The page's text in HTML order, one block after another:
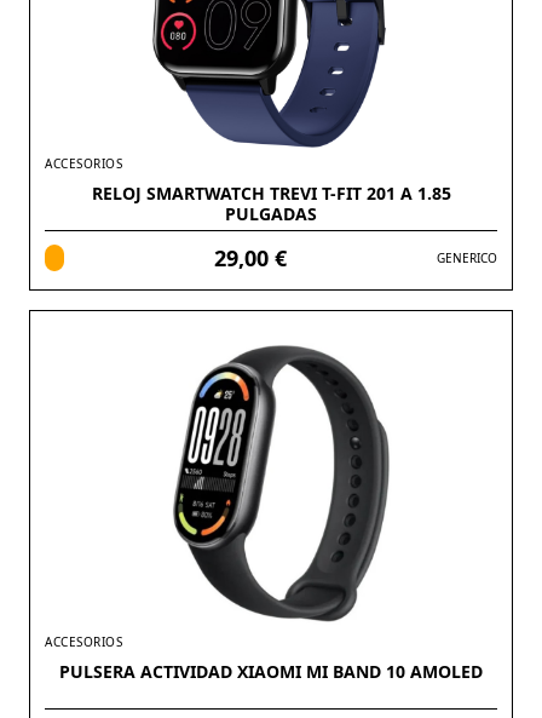
ACCESORIOS
RELOJ SMARTWATCH TREVI T-FIT 201 A 1.85
PULGADAS
29,00 € GENERICO
ACCESORIOS
PULSERA ACTIVIDAD XIAOMI MI BAND 10 AMOLED